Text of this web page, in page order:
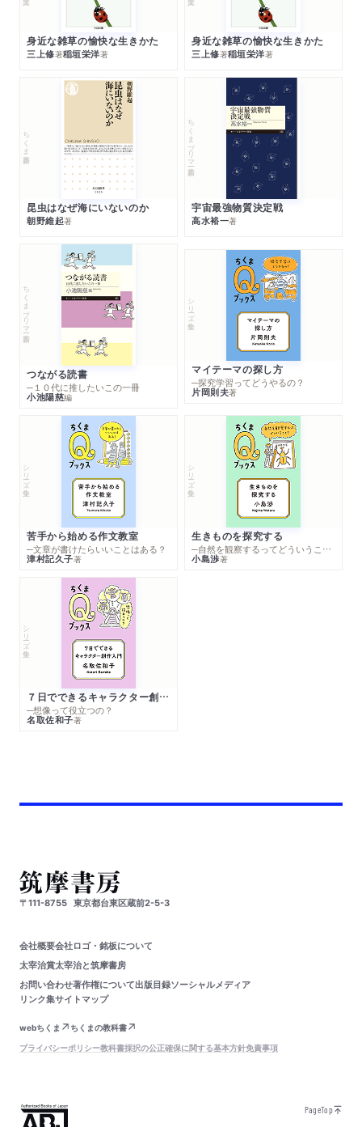
身近な雑草の愉快な生きかた
三上修著稲垣栄洋著
身近な雑草の愉快な生きかた
三上修著稲垣栄洋著
ちくま新書
昆虫はなぜ海にいないのか
朝野維起著
ちくまプリマー新書
宇宙最強物質決定戦
高水裕一著
ちくまプリマー新書
つながる読書
─１０代に推したいこの一冊
小池陽慈編
シリーズ・全集
マイテーマの探し方
─探究学習ってどうやるの？
片岡則夫著
シリーズ・全集
苦手から始める作文教室
─文章が書けたらいいことはある？
津村記久子著
シリーズ・全集
生きものを探究する
─自然を観察するってどういうこと？
小島渉著
シリーズ・全集
７日でできるキャラクター創作入門
─想像って役立つの？
名取佐和子著
〒111-8755 東京都台東区蔵前2-5-3
会社概要会社ロゴ・銘板について
太宰治賞太宰治と筑摩書房
お問い合わせ著作権について出版目録ソーシャルメディア
リンク集サイトマップ
webちくま
ちくまの教科書
プライバシーポリシー教科書採択の公正確保に関する基本方針免責事項
PageTop